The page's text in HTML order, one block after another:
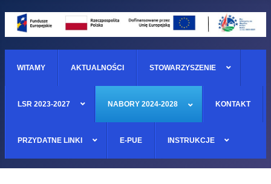
WITAMY AKTUALNOŚCI STOWARZYSZENIE
LSR 2023-2027 NABORY 2024-2028 KONTAKT
PRZYDATNE LINKI E-PUE INSTRUKCJE